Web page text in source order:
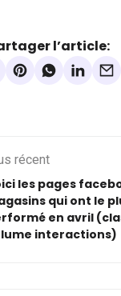
l’article:
récent
les pages
qui ont le
en avril
interactions)